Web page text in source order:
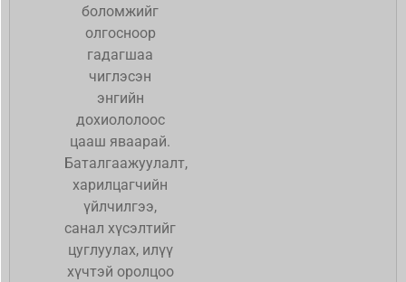
боломжийг
олгосноор
гадагшаа
чиглэсэн
энгийн
дохиололоос
цааш яваарай.
Баталгаажуулалт,
харилцагчийн
үйлчилгээ,
санал хүсэлтийг
цуглуулах, илүү
хүчтэй оролцоо